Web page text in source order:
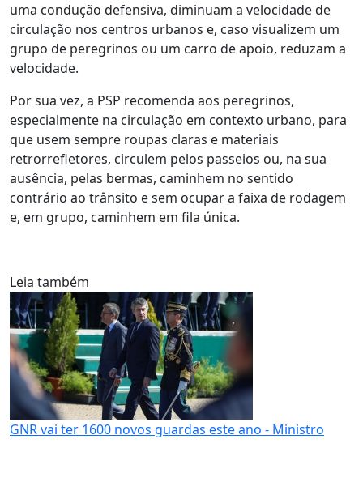
uma condução defensiva, diminuam a velocidade de
circulação nos centros urbanos e, caso visualizem um
grupo de peregrinos ou um carro de apoio, reduzam a
velocidade.
Por sua vez, a PSP recomenda aos peregrinos,
especialmente na circulação em contexto urbano, para
que usem sempre roupas claras e materiais
retrorrefletores, circulem pelos passeios ou, na sua
ausência, pelas bermas, caminhem no sentido
contrário ao trânsito e sem ocupar a faixa de rodagem
e, em grupo, caminhem em fila única.
Leia também
GNR vai ter 1600 novos guardas este ano - Ministro